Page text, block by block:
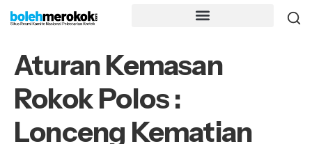
Aturan Kemasan
Rokok Polos :
Lonceng Kematian